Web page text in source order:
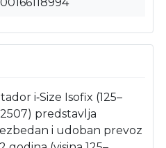
i‑Size Isofix (125–
predstavlja
i udoban prevoz